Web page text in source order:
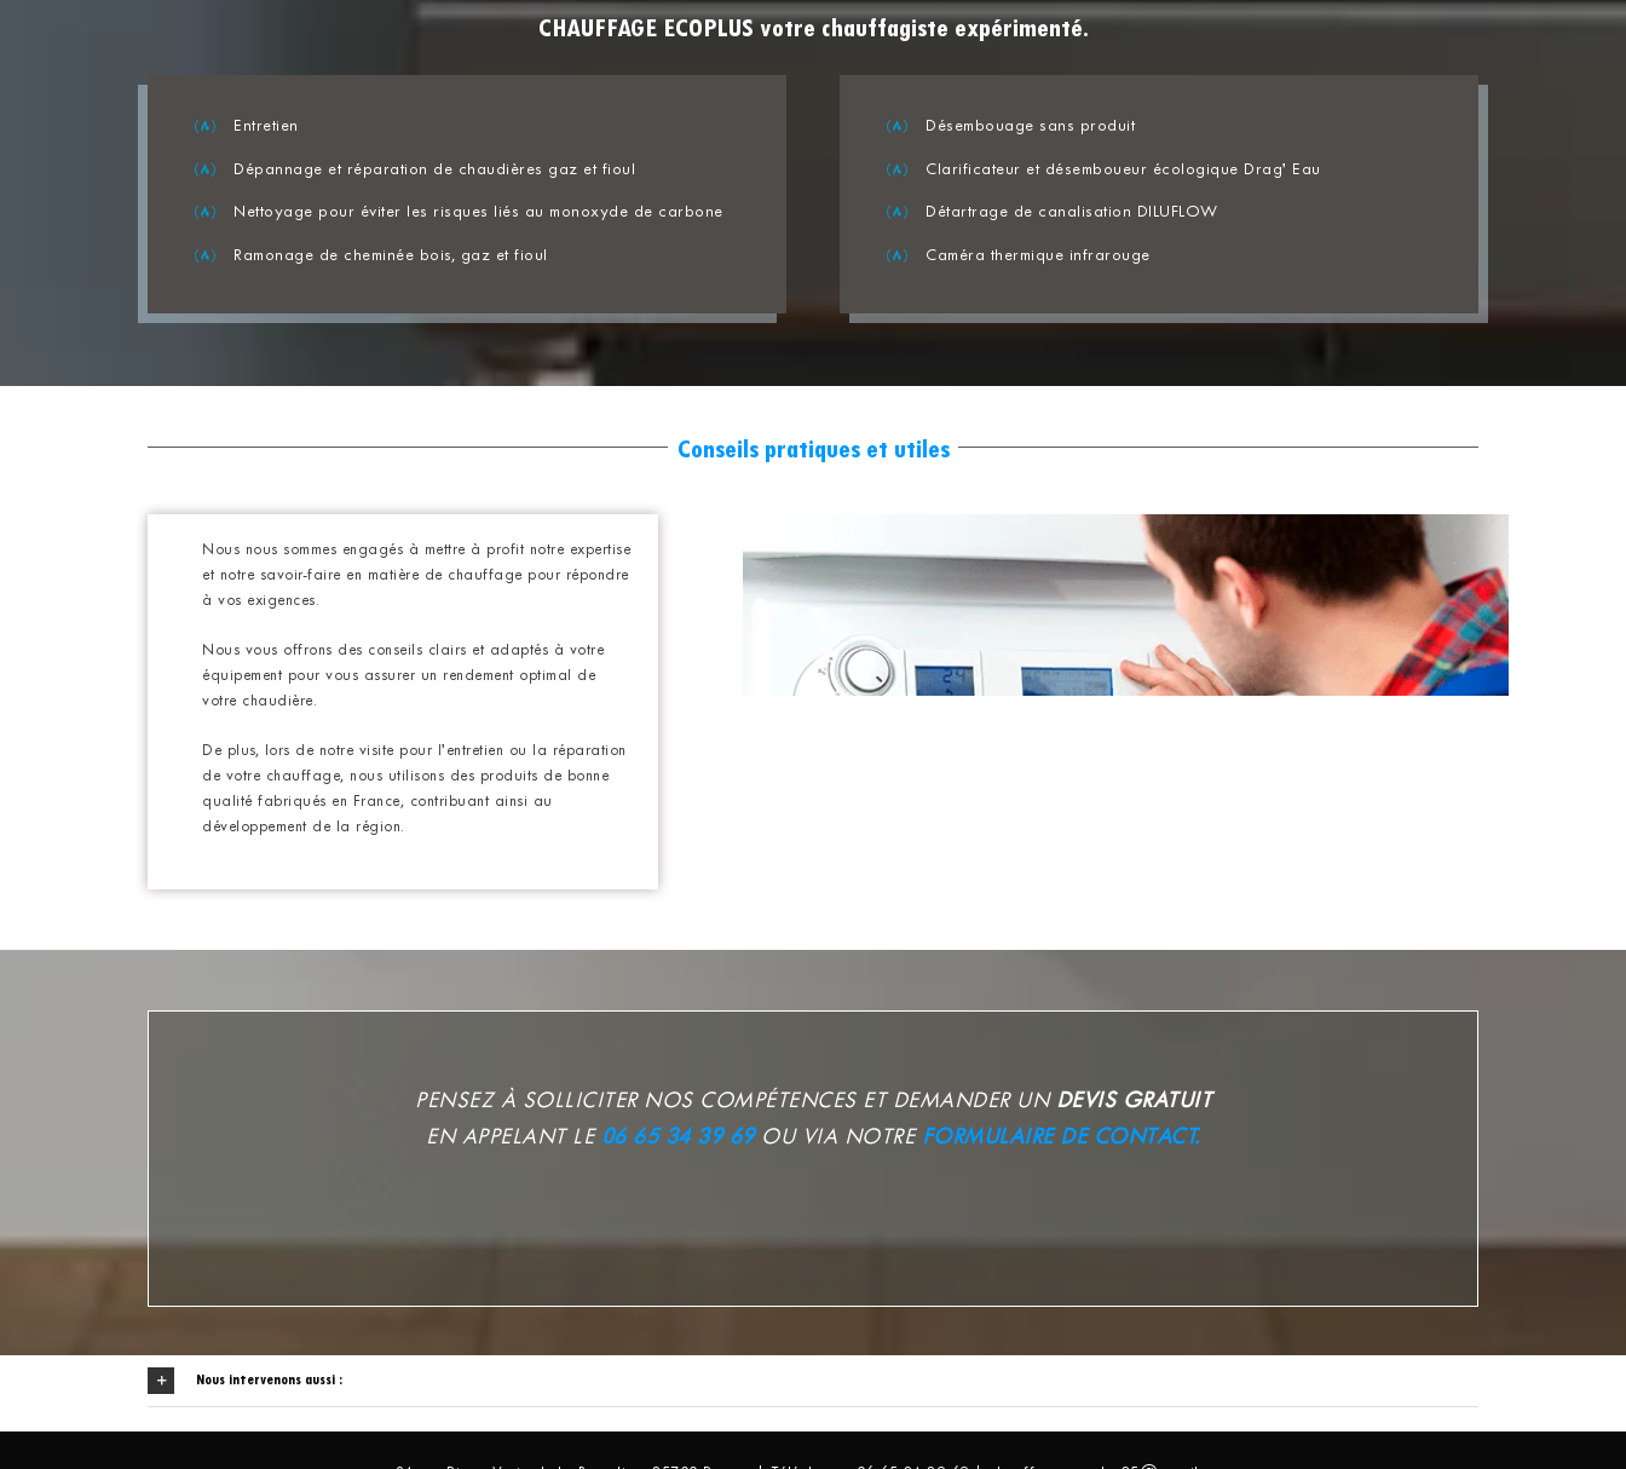
CHAUFFAGE ECOPLUS votre chauffagiste expérimenté.
Entretien
Dépannage et réparation de chaudières gaz et fioul
Nettoyage pour éviter les risques liés au monoxyde de carbone
Ramonage de cheminée bois, gaz et fioul
Désembouage sans produit
Clarificateur et désemboueur écologique Drag’ Eau
Détartrage de canalisation DILUFLOW
Caméra thermique infrarouge
Conseils pratiques et utiles
Nous nous sommes engagés à mettre à profit notre expertise
et notre savoir-faire en matière de chauffage pour répondre
à vos exigences.
Nous vous offrons des conseils clairs et adaptés à votre
équipement pour vous assurer un rendement optimal de
votre chaudière.
De plus, lors de notre visite pour l’entretien ou la réparation
de votre chauffage, nous utilisons des produits de bonne
qualité fabriqués en France, contribuant ainsi au
développement de la région.
PENSEZ À SOLLICITER NOS COMPÉTENCES ET DEMANDER UN DEVIS GRATUIT
EN APPELANT LE 06 65 34 39 69 OU VIA NOTRE FORMULAIRE DE CONTACT.
Nous intervenons aussi :